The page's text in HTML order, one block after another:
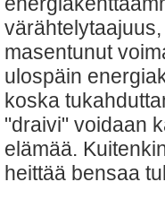
masentunut
ulospäin
koska
"draivi" voidaan
elämää.
heittää bensaa